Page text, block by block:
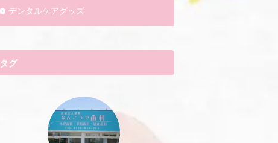
デンタルケアグッズ
タグ